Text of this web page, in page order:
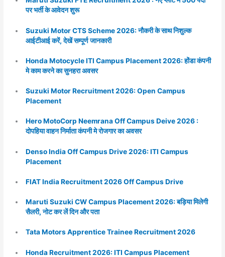
पर भर्ती के आवेदन शुरू
Suzuki Motor CTS Scheme 2026: नौकरी के साथ निशुल्क
आईटीआई करें, देखें सम्पूर्ण जानकारी
Honda Motocycle ITI Campus Placement 2026: होंडा कंपनी
मे काम करने का सुनहरा अवसर
Suzuki Motor Recruitment 2026: Open Campus
Placement
Hero MotoCorp Neemrana Off Campus Deive 2026 :
दोपहिया वाहन निर्माता कंपनी मे रोजगार का अवसर
Denso India Off Campus Drive 2026: ITI Campus
Placement
FIAT India Recruitment 2026 Off Campus Drive
Maruti Suzuki CW Campus Placement 2026: बड़िया मिलेगी
सैलरी, नोट कर लें दिन और पता
Tata Motors Apprentice Trainee Recruitment 2026
Honda Recruitment 2026: ITI Campus Placement